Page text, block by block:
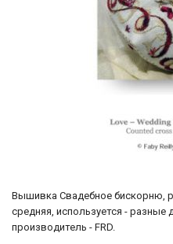
Вышивка Свадебное бискорню,
средняя, используется -
производитель - FRD.